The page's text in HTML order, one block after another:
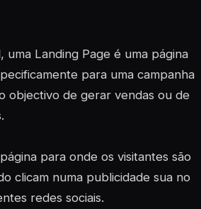
uma Landing Page é uma página
para uma campanha
objectivo de gerar vendas ou de
para onde os visitantes são
clicam numa publicidade sua no
redes sociais.